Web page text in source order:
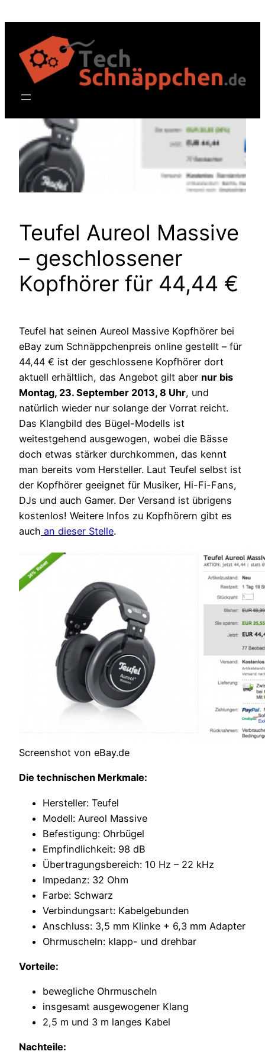
springen
Teufel Aureol Massive
– geschlossener
Kopfhörer für 44,44 €
Teufel hat seinen Aureol Massive Kopfhörer bei
eBay zum Schnäppchenpreis online gestellt – für
44,44 € ist der geschlossene Kopfhörer dort
aktuell erhältlich, das Angebot gilt aber nur bis
Montag, 23. September 2013, 8 Uhr, und
natürlich wieder nur solange der Vorrat reicht.
Das Klangbild des Bügel-Modells ist
weitestgehend ausgewogen, wobei die Bässe
doch etwas stärker durchkommen, das kennt
man bereits vom Hersteller. Laut Teufel selbst ist
der Kopfhörer geeignet für Musiker, Hi-Fi-Fans,
DJs und auch Gamer. Der Versand ist übrigens
kostenlos! Weitere Infos zu Kopfhörern gibt es
auch an dieser Stelle.
Screenshot von eBay.de
Die technischen Merkmale:
Hersteller: Teufel
Modell: Aureol Massive
Befestigung: Ohrbügel
Empfindlichkeit: 98 dB
Übertragungsbereich: 10 Hz – 22 kHz
Impedanz: 32 Ohm
Farbe: Schwarz
Verbindungsart: Kabelgebunden
Anschluss: 3,5 mm Klinke + 6,3 mm Adapter
Ohrmuscheln: klapp- und drehbar
Vorteile:
bewegliche Ohrmuscheln
insgesamt ausgewogener Klang
2,5 m und 3 m langes Kabel
Nachteile: